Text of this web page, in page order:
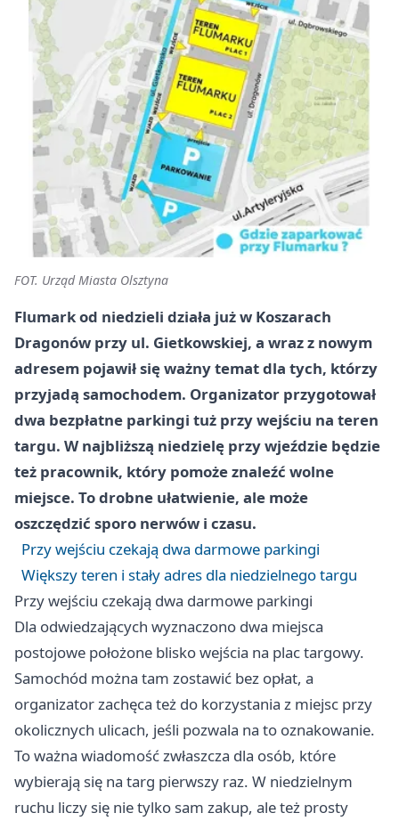
FOT. Urząd Miasta Olsztyna
Flumark od niedzieli działa już w Koszarach
Dragonów przy ul. Gietkowskiej, a wraz z nowym
adresem pojawił się ważny temat dla tych, którzy
przyjadą samochodem. Organizator przygotował
dwa bezpłatne parkingi tuż przy wejściu na teren
targu. W najbliższą niedzielę przy wjeździe będzie
też pracownik, który pomoże znaleźć wolne
miejsce. To drobne ułatwienie, ale może
oszczędzić sporo nerwów i czasu.
Przy wejściu czekają dwa darmowe parkingi
Większy teren i stały adres dla niedzielnego targu
Przy wejściu czekają dwa darmowe parkingi
Dla odwiedzających wyznaczono dwa miejsca
postojowe położone blisko wejścia na plac targowy.
Samochód można tam zostawić bez opłat, a
organizator zachęca też do korzystania z miejsc przy
okolicznych ulicach, jeśli pozwala na to oznakowanie.
To ważna wiadomość zwłaszcza dla osób, które
wybierają się na targ pierwszy raz. W niedzielnym
ruchu liczy się nie tylko sam zakup, ale też prosty